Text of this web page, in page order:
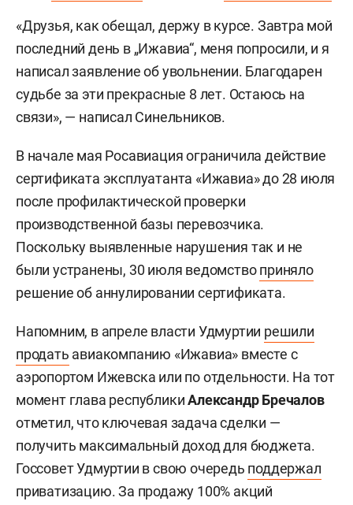
«Друзья, как обещал, держу в курсе. Завтра мой
последний день в „Ижавиа“, меня попросили, и я
написал заявление об увольнении. Благодарен
судьбе за эти прекрасные 8 лет. Остаюсь на
связи», — написал Синельников.
В начале мая Росавиация ограничила действие
сертификата эксплуатанта «Ижавиа» до 28 июля
после профилактической проверки
производственной базы перевозчика.
Поскольку выявленные нарушения так и не
были устранены, 30 июля ведомствоприняло
решение об аннулировании сертификата.
Напомним, в апреле власти Удмуртии решили
продать авиакомпанию «Ижавиа» вместе с
аэропортом Ижевска или по отдельности. На тот
момент глава республикиАлександр Бречалов
отметил, что ключевая задача сделки —
получить максимальный доход для бюджета.
Госсовет Удмуртии в свою очередь поддержал
приватизацию. За продажу 100% акций